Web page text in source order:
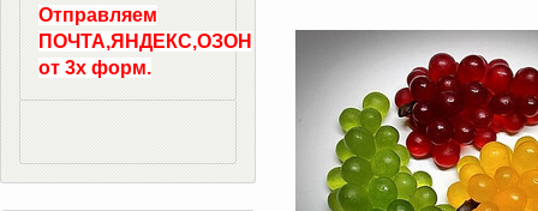
Отправляем
ПОЧТА,ЯНДЕКС,ОЗОН
от 3х форм.